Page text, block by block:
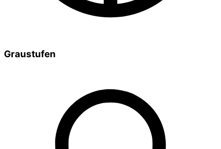
Graustufen